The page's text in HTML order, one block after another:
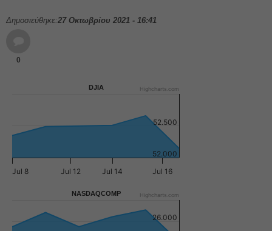
Δημοσιεύθηκε:27 Οκτωβρίου 2021 - 16:41
0
DJIA
Jul 8 Jul 12 Jul 14 Jul 16
52.000
52.500
Highcharts.com
NASDAQCOMP
26.000
Highcharts.com